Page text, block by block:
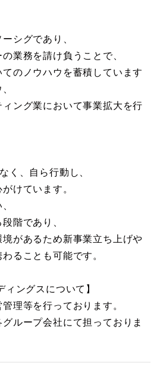
シグであり、
業務を請け負うことで、
のノウハウを蓄積しています
ング業において事業拡大を行
く、自ら行動し、
けています。
階であり、
があるため新事業立ち上げや
ることも可能です。
ィングスについて】
理等を行っております。
ループ会社にて担っておりま